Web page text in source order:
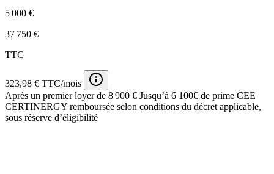
5 000 €
37 750 €
TTC
323,98 € TTC/mois
Après un premier loyer de 8 900 € Jusqu’à 6 100€ de prime CEE
CERTINERGY remboursée selon conditions du décret applicable,
sous réserve d’éligibilité